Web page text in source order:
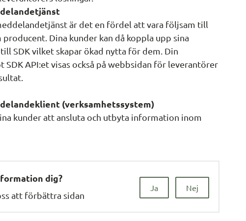
är det en fördel att vara följsam till
producent. Dina kunder kan då koppla upp sina
SDK vilket skapar ökad nytta för dem. Din
API:et visas också på webbsidan för leverantörer
(verksamhetssystem)
kunder att ansluta och utbyta information inom
dig?
Nej
Ja
att förbättra sidan